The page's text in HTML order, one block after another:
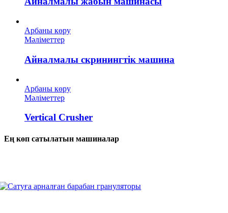
Арбаны көру
Мәліметтер
Айналмалы скринингтік машина
Арбаны көру
Мәліметтер
Vertical Crusher
Ең көп сатылатын машиналар